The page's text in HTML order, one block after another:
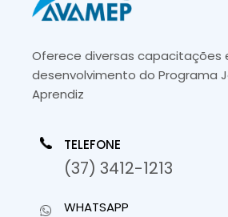
Oferece diversas capacitações
desenvolvimento do Programa
Aprendiz
TELEFONE
(37) 3412-1213
WHATSAPP